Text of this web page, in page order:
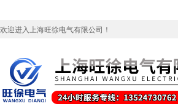
欢迎进入上海旺徐电气有限公司！